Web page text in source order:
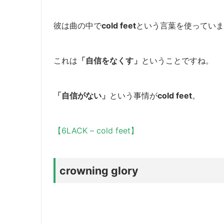
彼は曲の中でcold feetという言葉を使ってい
これは 「自信をなくす」 ということですね。
「自信がない」 という事情がcold feet。
【6LACK – cold feet】
crowning glory